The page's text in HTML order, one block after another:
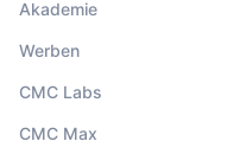
Akademie
Werben
CMC Labs
CMC Max